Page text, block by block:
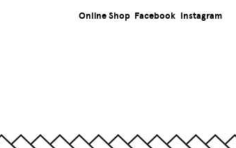
Online Shop Facebook Instagram